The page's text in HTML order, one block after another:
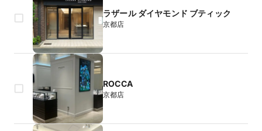
ラザール ダイヤモンド ブティック
京都店
ROCCA
京都店